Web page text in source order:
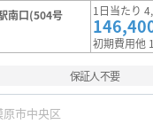
南口(504号
1日当たり
初期費用他
保証人不要
原市中央区